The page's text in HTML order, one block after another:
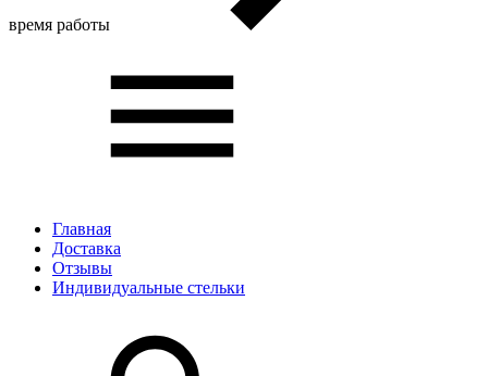
время работы
Главная
Доставка
Отзывы
Индивидуальные стельки